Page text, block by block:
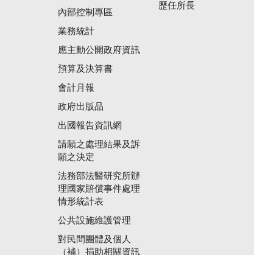
內部控制專區
業務統計
應主動公開政府資訊
預算及決算書
會計月報
政府出版品
出國報告資訊網
請願之處理結果及訴
願之決定
法務部法醫研究所辦
理國家賠償事件處理
情形統計表
公共設施維護管理
對民間團體及個人
（補）捐助相關資訊
歷任所長